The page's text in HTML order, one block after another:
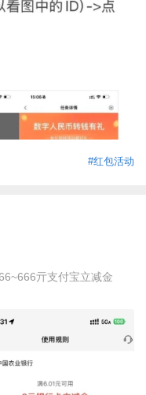
#红包活动
亓支付宝立减金